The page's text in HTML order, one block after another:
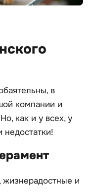
в
компании и
как и у всех, у
недостатки!
и